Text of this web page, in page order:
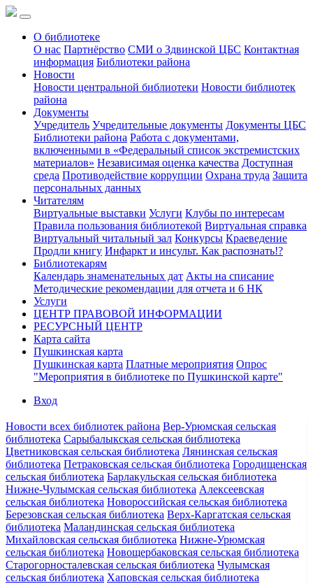
О библиотеке
О нас Партнёрство СМИ о Здвинской ЦБС Контактная
информация Библиотеки района
Новости
Новости центральной библиотеки Новости библиотек
района
Документы
Учредитель Учредительные документы Документы ЦБС
Библиотеки района Работа с документами,
включенными в «Федеральный список экстремистских
материалов» Независимая оценка качества Доступная
среда Противодействие коррупции Охрана труда Защита
персональных данных
Читателям
Виртуальные выставки Услуги Клубы по интересам
Правила пользования библиотекой Виртуальная справка
Виртуальный читальный зал Конкурсы Краеведение
Продли книгу Инфаркт и инсульт. Как распознать!?
Библиотекарям
Календарь знаменательных дат Акты на списание
Методические рекомендации для отчета и 6 НК
Услуги
ЦЕНТР ПРАВОВОЙ ИНФОРМАЦИИ
РЕСУРСНЫЙ ЦЕНТР
Карта сайта
Пушкинская карта
Пушкинская карта Платные мероприятия Опрос
"Мероприятия в библиотеке по Пушкинской карте"
Вход
Новости всех библиотек района Вер-Урюмская сельская
библиотека Сарыбалыкская сельская библиотека
Цветниковская сельская библиотека Лянинская сельская
библиотека Петраковская сельская библиотека Городищенская
сельская библиотека Барлакульская сельская библиотека
Нижне-Чулымская сельская библиотека Алексеевская
сельская библиотека Новороссийская сельская библиотека
Березовская сельская библиотека Верх-Каргатская сельская
библиотека Маландинская сельская библиотека
Михайловская сельская библиотека Нижне-Урюмская
сельская библиотека Новощербаковская сельская библиотека
Старогорносталевская сельская библиотека Чулымская
сельская библиотека Хаповская сельская библиотека